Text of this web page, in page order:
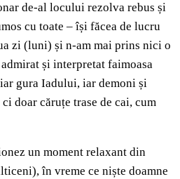
de-al locului rezolva rebus și
cu toate – își făcea de lucru
zi (luni) și n-am mai prins nici o
și interpretat faimoasa
gura Iadului, iar demoni și
doar căruțe trase de cai, cum
un moment relaxant din
în vreme ce niște doamne